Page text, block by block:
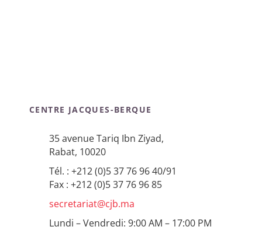
CENTRE JACQUES-BERQUE
35 avenue Tariq Ibn Ziyad,
Rabat, 10020
Tél. : +212 (0)5 37 76 96 40/91
Fax : +212 (0)5 37 76 96 85
secretariat@cjb.ma
Lundi – Vendredi: 9:00 AM – 17:00 PM